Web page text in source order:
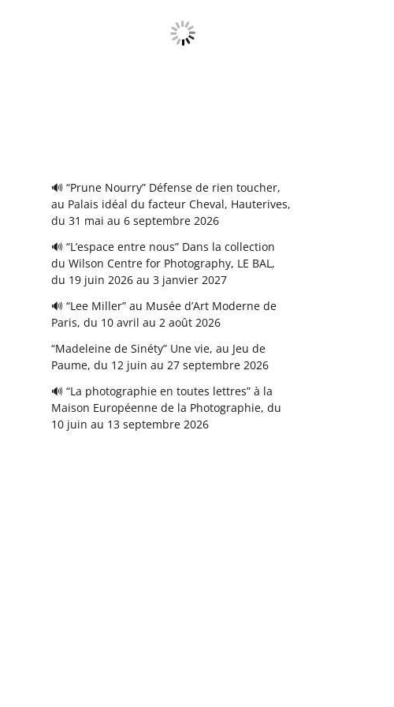
🔊 “Prune Nourry” Défense de rien toucher,
au Palais idéal du facteur Cheval, Hauterives,
du 31 mai au 6 septembre 2026
🔊 “L’espace entre nous” Dans la collection
du Wilson Centre for Photography, LE BAL,
du 19 juin 2026 au 3 janvier 2027
🔊 “Lee Miller” au Musée d’Art Moderne de
Paris, du 10 avril au 2 août 2026
“Madeleine de Sinéty” Une vie, au Jeu de
Paume, du 12 juin au 27 septembre 2026
🔊 “La photographie en toutes lettres” à la
Maison Européenne de la Photographie, du
10 juin au 13 septembre 2026